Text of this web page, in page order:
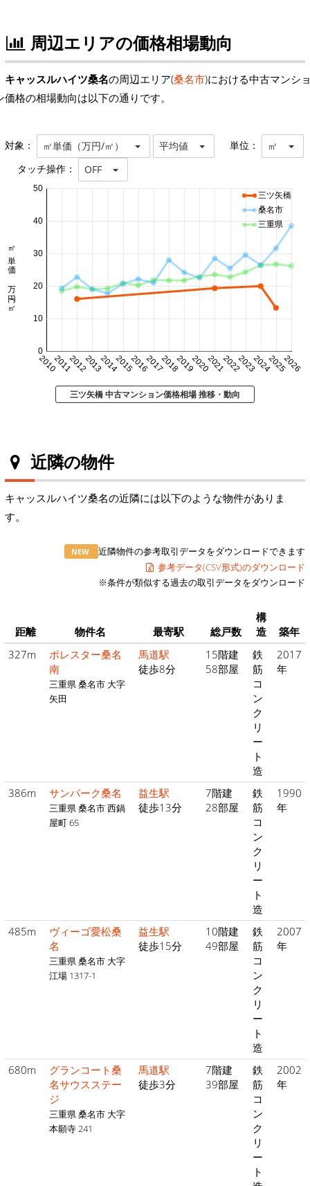
周辺エリアの価格相場動向
キャッスルハイツ桑名の周辺エリア(桑名市)における中古マンシ
価格の相場動向は以下の通りです。
対象： ㎡単価（万円/㎡） 平均値 単位： ㎡
タッチ操作： OFF
20102011201220132014201520162017201820192020202120222023202420252026
0
10
20
30
40
50
㎡単価 万円/㎡
三ツ矢橋
桑名市
三重県
三ツ矢橋 中古マンション価格相場 推移・動向
近隣の物件
キャッスルハイツ桑名の近隣には以下のような物件がありま
す。
NEW
近隣物件の参考取引データをダウンロードできます
参考データ(CSV形式)のダウンロード
※条件が類似する過去の取引データをダウンロード
距離 物件名 最寄駅 総戸数
構
造
築年
327m
ポレスター桑名
南
三重県 桑名市 大字
矢田
馬道駅
徒歩8分
15階建
58部屋
鉄
筋
コ
ン
ク
リ
ー
ト
造
2017
年
386m サンパーク桑名
三重県 桑名市 西鍋
屋町 65
益生駅
徒歩13分
7階建
28部屋
鉄
筋
コ
ン
ク
リ
ー
ト
造
1990
年
485m
ヴィーゴ愛松桑
名
三重県 桑名市 大字
江場 1317-1
益生駅
徒歩15分
10階建
49部屋
鉄
筋
コ
ン
ク
リ
ー
ト
造
2007
年
680m
グランコート桑
名サウスステー
ジ
三重県 桑名市 大字
本願寺 241
馬道駅
徒歩3分
7階建
39部屋
鉄
筋
コ
ン
ク
リ
ー
ト
2002
年